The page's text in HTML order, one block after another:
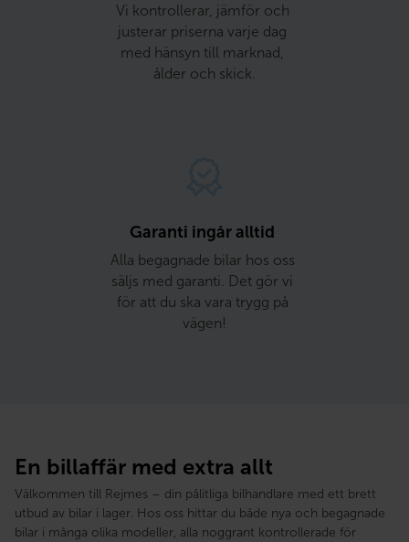
Vi kontrollerar, jämför och
justerar priserna varje dag
med hänsyn till marknad,
ålder och skick.
Garanti ingår alltid
Alla begagnade bilar hos oss
säljs med garanti. Det gör vi
för att du ska vara trygg på
vägen!
En billaffär med extra allt
Välkommen till Rejmes – din pålitliga bilhandlare med ett brett
utbud av bilar i lager. Hos oss hittar du både nya och begagnade
bilar i många olika modeller, alla noggrant kontrollerade för